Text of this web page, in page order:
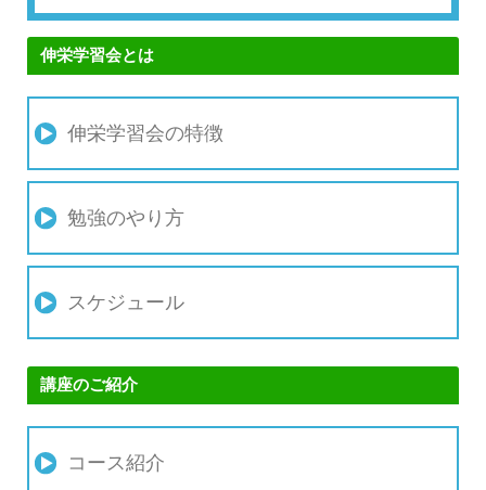
伸栄学習会とは
伸栄学習会の特徴
勉強のやり方
スケジュール
講座のご紹介
コース紹介